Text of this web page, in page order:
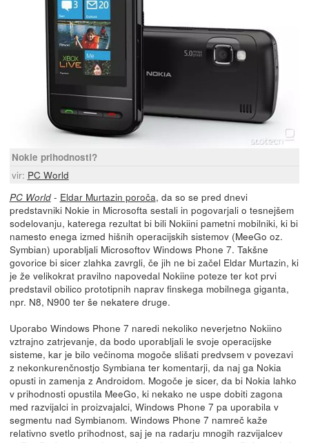
Nokie prihodnosti?
vir: PC World
PC World- Eldar Murtazin poroča, da so se pred dnevi
predstavniki Nokie in Microsofta sestali in pogovarjali o tesnejšem
sodelovanju, katerega rezultat bi bili Nokiini pametni mobilniki, ki bi
namesto enega izmed hišnih operacijskih sistemov (MeeGo oz.
Symbian) uporabljali Microsoftov Windows Phone 7. Takšne
govorice bi sicer zlahka zavrgli, če jih ne bi začel Eldar Murtazin, ki
je že velikokrat pravilno napovedal Nokiine poteze ter kot prvi
predstavil obilico prototipnih naprav finskega mobilnega giganta,
npr. N8, N900 ter še nekatere druge.
Uporabo Windows Phone 7 naredi nekoliko neverjetno Nokiino
vztrajno zatrjevanje, da bodo uporabljali le svoje operacijske
sisteme, kar je bilo večinoma mogoče slišati predvsem v povezavi
z nekonkurenčnostjo Symbiana ter komentarji, da naj ga Nokia
opusti in zamenja z Androidom. Mogoče je sicer, da bi Nokia lahko
v prihodnosti opustila MeeGo, ki nekako ne uspe dobiti zagona
med razvijalci in proizvajalci, Windows Phone 7 pa uporabila v
segmentu nad Symbianom. Windows Phone 7 namreč kaže
relativno svetlo prihodnost, saj je na radarju mnogih razvijalcev